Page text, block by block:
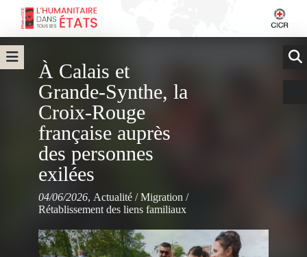
À Calais et
Grande-Synthe, la
Croix-Rouge
française auprès
des personnes
exilées
04/06/2026, Actualité /Migration /
Rétablissement des liens familiaux